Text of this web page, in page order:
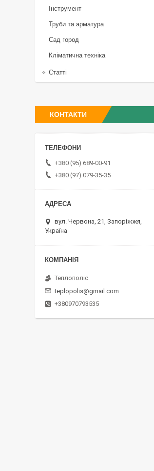
Інструмент
Труби та арматура
Сад город
Кліматична техніка
Статті
КОНТАКТИ
+380 (95) 689-00-91
+380 (97) 079-35-35
вул. Червона, 21, Запоріжжя,
Україна
Теплополіс
teplopolis@gmail.com
+380970793535